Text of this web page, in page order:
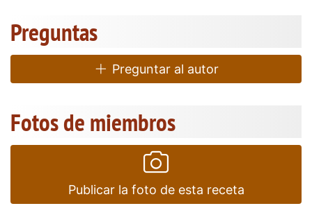
Preguntas
Preguntar al autor
Fotos de miembros
Publicar la foto de esta receta